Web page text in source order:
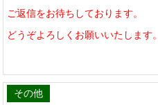
ご返信をお待ちしております。
どうぞよろしくお願いいたします。
その他